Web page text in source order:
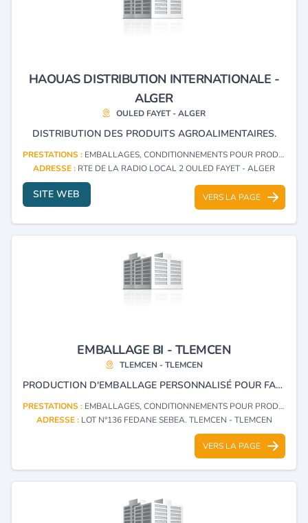
HAOUAS DISTRIBUTION INTERNATIONALE -
ALGER
OULED FAYET - ALGER
DISTRIBUTION DES PRODUITS AGROALIMENTAIRES.
PRESTATIONS : EMBALLAGES, CONDITIONNEMENTS POUR PRODUITS ET DENRÉES ALIMENTAIRES
ADRESSE : RTE DE LA RADIO LOCAL 2 OULED FAYET - ALGER
SITE WEB VERS LA PAGE
EMBALLAGE BI - TLEMCEN
TLEMCEN - TLEMCEN
PRODUCTION D'EMBALLAGE PERSONNALISÉ POUR FAST-FOOD, PIZZERIA, RESTAURANT.
PRESTATIONS : EMBALLAGES, CONDITIONNEMENTS POUR PRODUITS ET DENRÉES ALIMENTAIRES
ADRESSE : LOT N°136 FEDANE SEBEA. TLEMCEN - TLEMCEN
VERS LA PAGE